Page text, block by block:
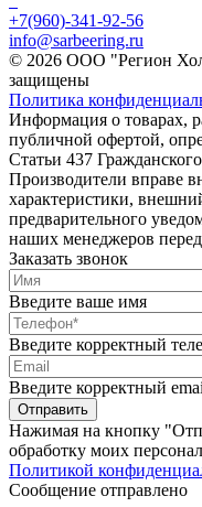
+7(960)-341-92-56
info@sarbeering.ru
© 2026 ООО "Регион
защищены
Политика
Информация о товарах,
публичной офертой,
Статьи 437
Производители вправе
характеристики,
предварительного
наших менеджеров
Заказать звонок
Введите ваше имя
Введите корректный
Введите корректный
Отправить
Нажимая на кнопку
обработку моих
Политикой
Сообщение отправлено